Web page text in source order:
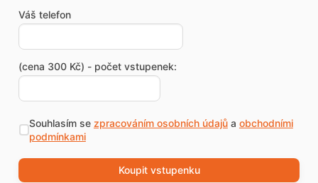
Váš telefon
(cena 300 Kč) - počet vstupenek:
Souhlasím se zpracováním osobních údajůa obchodními
podmínkami
Koupit vstupenku